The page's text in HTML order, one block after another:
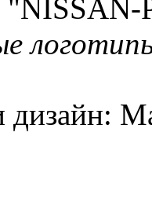
"NISSAN-
дизайн: